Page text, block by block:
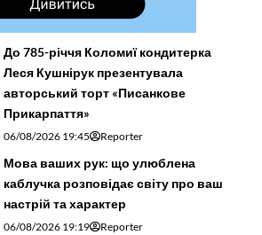
До 785-річчя Коломиї кондитерка
Леся Кушнірук презентувала
авторський торт «Писанкове
Прикарпаття»
06/08/2026 19:45 Reporter
Мова ваших рук: що улюблена
каблучка розповідає світу про ваш
настрій та характер
06/08/2026 19:19 Reporter